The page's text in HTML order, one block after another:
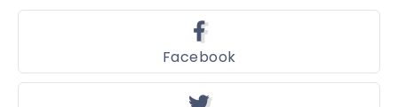
Facebook